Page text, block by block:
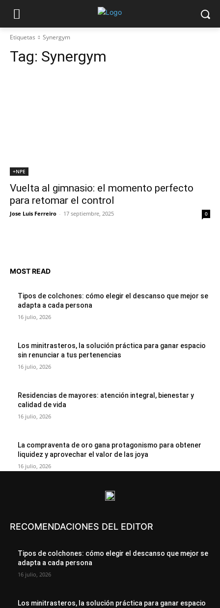
Etiquetas Synergym
Tag: Synergym
+NPE
Vuelta al gimnasio: el momento perfecto
para retomar el control
Jose Luis Ferreiro - 17 septiembre, 2025 0
MOST READ
Tipos de colchones: cómo elegir el descanso que mejor se
adapta a cada persona
16 julio, 2026
Los minitrasteros, la solución práctica para ganar espacio
sin renunciar a tus pertenencias
16 julio, 2026
Residencias de mayores: atención integral, bienestar y
calidad de vida
16 julio, 2026
La compraventa de oro gana protagonismo para obtener
liquidez y aprovechar el valor de las joya
16 julio, 2026
RECOMENDACIONES DEL EDITOR
Tipos de colchones: cómo elegir el descanso que mejor se
adapta a cada persona
16 julio, 2026
Los minitrasteros, la solución práctica para ganar espacio